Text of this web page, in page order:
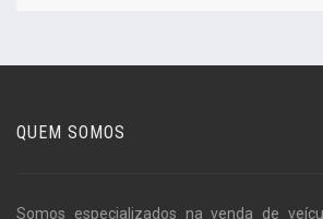
QUEM SOMOS
Somos especializados na venda de